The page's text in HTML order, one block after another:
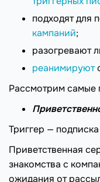
подходят для
кампаний;
разогревают
реанимируют
Рассмотрим самые
Триггер —
Приветственная
знакомства с
ожидания от